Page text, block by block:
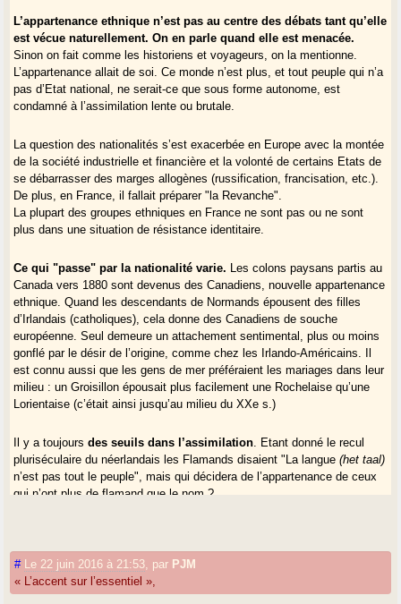
L’appartenance ethnique n’est pas au centre des débats tant qu’elle
est vécue naturellement. On en parle quand elle est menacée.
Sinon on fait comme les historiens et voyageurs, on la mentionne.
L’appartenance allait de soi. Ce monde n’est plus, et tout peuple qui n’a
pas d’Etat national, ne serait-ce que sous forme autonome, est
condamné à l’assimilation lente ou brutale.
La question des nationalités s’est exacerbée en Europe avec la montée
de la société industrielle et financière et la volonté de certains Etats de
se débarrasser des marges allogènes (russification, francisation, etc.).
De plus, en France, il fallait préparer "la Revanche".
La plupart des groupes ethniques en France ne sont pas ou ne sont
plus dans une situation de résistance identitaire.
Ce qui "passe" par la nationalité varie. Les colons paysans partis au
Canada vers 1880 sont devenus des Canadiens, nouvelle appartenance
ethnique. Quand les descendants de Normands épousent des filles
d’Irlandais (catholiques), cela donne des Canadiens de souche
européenne. Seul demeure un attachement sentimental, plus ou moins
gonflé par le désir de l’origine, comme chez les Irlando-Américains. Il
est connu aussi que les gens de mer préféraient les mariages dans leur
milieu : un Groisillon épousait plus facilement une Rochelaise qu’une
Lorientaise (c’était ainsi jusqu’au milieu du XXe s.)
Il y a toujoursdes seuils dans l’assimilation . Etant donné le recul
pluriséculaire du néerlandais les Flamands disaient "La langue(het taal)
n’est pas tout le peuple", mais qui décidera de l’appartenance de ceux
qui n’ont plus de flamand que le nom ?
barrières - quand la religion, une volonté de fermeture ou un rejet ne
jouent pas -, sont assez faibles. C’est d’ailleurs cette assimilation des
grandes aires qui a évité le déracinement intra-européen.
# Le 22 juin 2016 à 21:53 par PJM
« L’accent sur l’essentiel »,